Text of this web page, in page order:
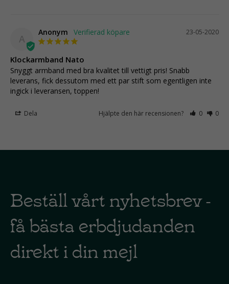
A
23-05-2020
Anonym
Klockarmband Nato
Snyggt armband med bra kvalitet till vettigt pris! Snabb
leverans, fick dessutom med ett par stift som egentligen inte
ingick i leveransen, toppen!
Dela Hjälpte den här recensionen? 0 0
Beställ vårt nyhetsbrev -
få bästa erbdjudanden
direkt i din mejl